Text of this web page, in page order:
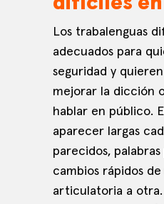
Los trabalenguas
adecuados para
seguridad y
mejorar la dicción
hablar en público.
aparecer largas
parecidos,
cambios rápidos
articulatoria a otra.